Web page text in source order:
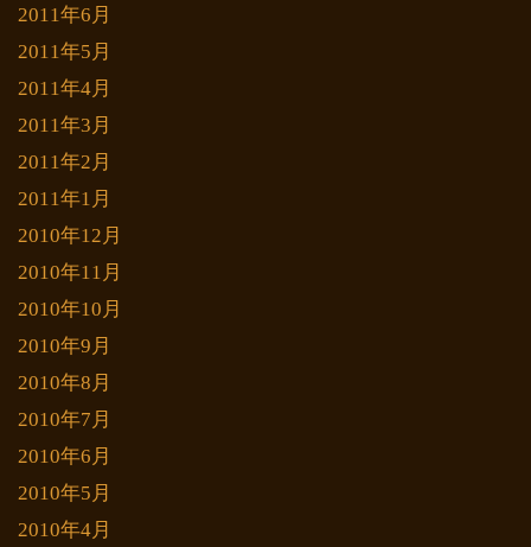
2011年6月
2011年5月
2011年4月
2011年3月
2011年2月
2011年1月
2010年12月
2010年11月
2010年10月
2010年9月
2010年8月
2010年7月
2010年6月
2010年5月
2010年4月